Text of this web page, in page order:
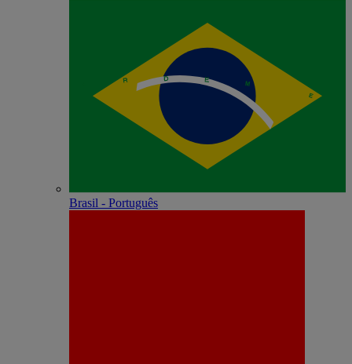
Brasil - Português